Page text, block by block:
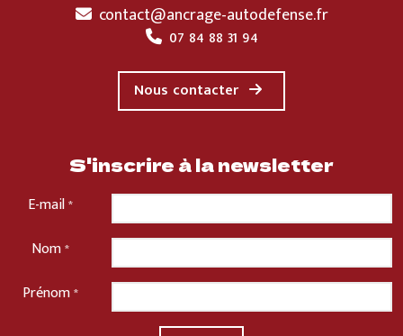
contact@ancrage-autodefense.fr
07 84 88 31 94
Nous contacter
S'inscrire à la newsletter
E-mail*
Nom*
Prénom*